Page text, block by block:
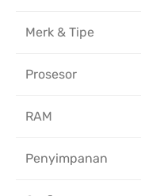
Merk & Tipe
Prosesor
RAM
Penyimpanan